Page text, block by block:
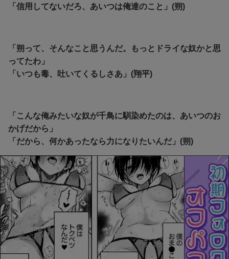
「信用してないだろ、あいつは俺達のこと」(朔)
「朔って、そんなこと思うんだ。もっとドライな奴かと思
ってたわ」
「いつも毒、吐いてくるしさあ」(翔平)
「こんな俺みたいな奴が千鳥に馴染めたのは、あいつのお
かげだから」
「だから、何かあったなら力になりたいんだ」(朔)